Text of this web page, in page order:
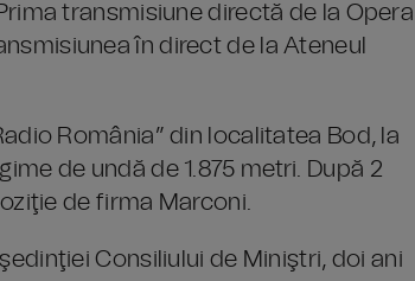
transmisiune directă de la Opera
în direct de la Ateneul
România” din localitatea Bod, la
de undă de 1.875 metri. După 2
de firma Marconi.
Consiliului de Miniştri, doi ani